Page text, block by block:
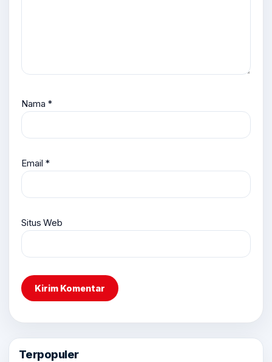
Nama *
Email *
Situs Web
Terpopuler